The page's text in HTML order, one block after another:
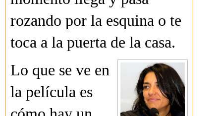
rozando por la esquina o te
toca a la puerta de la casa.
Lo que se ve en
la película es